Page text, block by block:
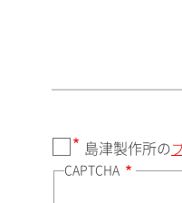
島津製作所の
CAPTCHA